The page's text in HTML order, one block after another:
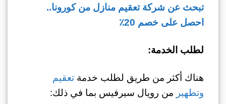
تبحث عن شركة تعقيم منازل من كورونا..
احصل على خصم 20٪
لطلب الخدمة:
هناك أكثر من طريق لطلب خدمةتعقيم
وتطهير من رويال سيرفيس بما في ذلك: